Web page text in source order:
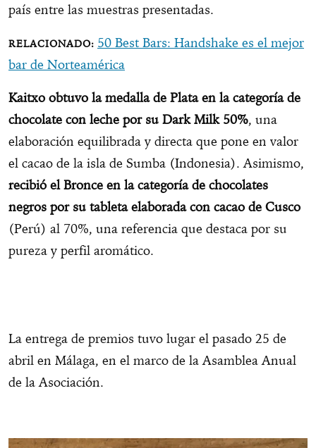
país entre las muestras presentadas.
50 Best Bars: Handshake es el mejor
bar de Norteamérica
Kaitxo obtuvo la medalla de Plata en la categoría de
chocolate con leche por su Dark Milk 50%, una
elaboración equilibrada y directa que pone en valor
el cacao de la isla de Sumba (Indonesia). Asimismo,
recibió el Bronce en la categoría de chocolates
negros por su tableta elaborada con cacao de Cusco
(Perú) al 70%, una referencia que destaca por su
pureza y perfil aromático.
La entrega de premios tuvo lugar el pasado 25 de
abril en Málaga, en el marco de la Asamblea Anual
de la Asociación.